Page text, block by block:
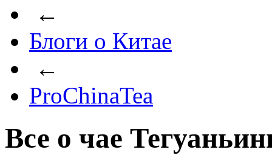
←
Блоги о Китае
←
ProChinaTea
Все о чае